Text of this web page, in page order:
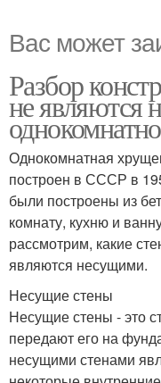
Вас может
Разбор
не являются
Однокомнатная
построен в СССР в
были построены из
комнату, кухню и
рассмотрим, какие
являются несущими.
Несущие стены
Несущие стены - это
передают его на
несущими стенами